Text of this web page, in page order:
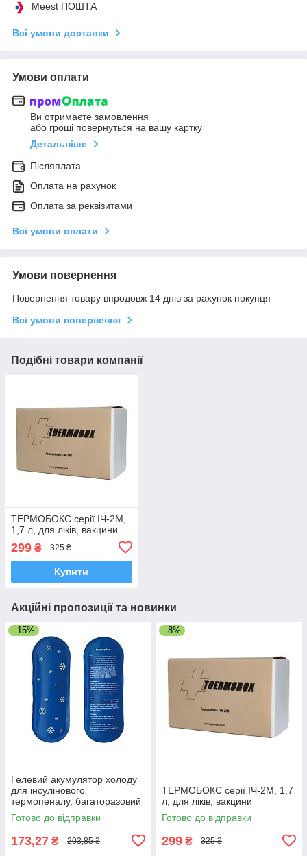
Meest ПОШТА
Всі умови доставки
Умови оплати
Ви отримаєте замовлення
або гроші повернуться на вашу картку
Детальніше
Післяплата
Оплата на рахунок
Оплата за реквізитами
Всі умови оплати
Умови повернення
Повернення товару впродовж 14 днів за рахунок покупця
Всі умови повернення
Подібні товари компанії
ТЕРМОБОКС серії ІЧ-2М,
1,7 л, для ліків, вакцини
299 ₴ 325 ₴
Купити
Акційні пропозиції та новинки
–15%
Гелевий акумулятор холоду
для інсулінового
термопеналу, багаторазовий
холодоагент для ліків, 1 шт.
Готово до відправки
173,27 ₴ 203,85 ₴
–8%
ТЕРМОБОКС серії ІЧ-2М, 1,7
л, для ліків, вакцини
Готово до відправки
299 ₴ 325 ₴